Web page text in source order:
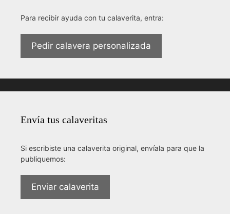
Para recibir ayuda con tu calaverita, entra:
Pedir calavera personalizada
Envía tus calaveritas
Si escribiste una calaverita original, envíala para que la
publiquemos:
Enviar calaverita